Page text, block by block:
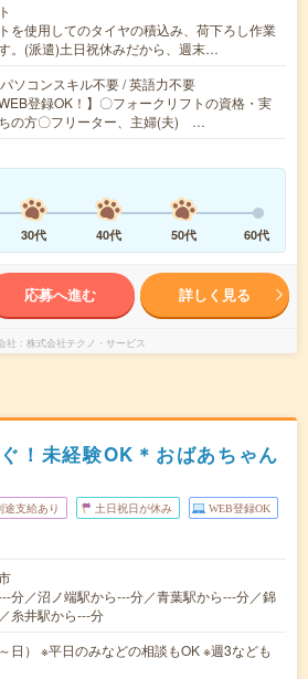
を使用してのタイヤの積込み、荷下ろし作業
。(派遣)土日祝休みだから、週末…
ソコンスキル不要 / 英語力不要
登録OK！】〇フォークリフトの資格・実
の方〇フリーター、主婦(夫) …
30代 40代 50代 60代
応募へ進む 詳しく見る
社 株式会社テクノ・サービス
！未経験OK＊おばあちゃん
途支給あり 土日祝日が休み WEB登録OK
分／沼ノ端駅から---分／青葉駅から---分／錦
糸井駅から---分
日） ※平日のみなどの相談もOK ※週3なども